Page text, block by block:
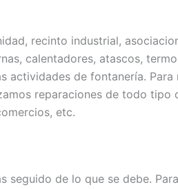
recinto industrial,
calentadores, atascos,
de fontanería. Para
reparaciones de todo tipo
etc.
seguido de lo que se debe.